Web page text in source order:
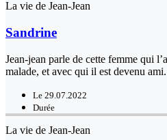
La vie de Jean-Jean
Sandrine
Jean-jean parle de cette femme qui
malade, et avec qui il est devenu ami.
Le 29.07.2022
Durée
La vie de Jean-Jean